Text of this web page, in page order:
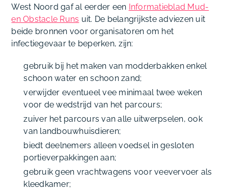
West Noord gaf al eerder een Informatieblad Mud-
en Obstacle Runs uit. De belangrijkste adviezen uit
beide bronnen voor organisatoren om het
infectiegevaar te beperken, zijn:
gebruik bij het maken van modderbakken enkel
schoon water en schoon zand;
verwijder eventueel vee minimaal twee weken
voor de wedstrijd van het parcours;
zuiver het parcours van alle uitwerpselen, ook
van landbouwhuisdieren;
biedt deelnemers alleen voedsel in gesloten
portieverpakkingen aan;
gebruik geen vrachtwagens voor veevervoer als
kleedkamer;